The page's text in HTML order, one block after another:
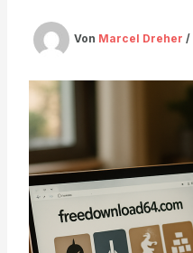
Von Marcel Dreher /